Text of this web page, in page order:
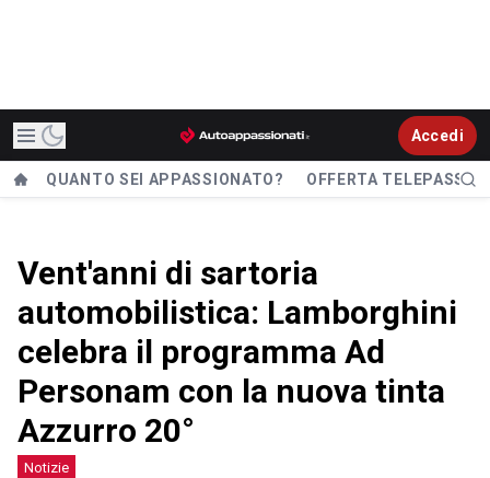
Accedi
QUANTO SEI APPASSIONATO? OFFERTA TELEPASS
Vent'anni di sartoria
automobilistica: Lamborghini
celebra il programma Ad
Personam con la nuova tinta
Azzurro 20°
Notizie